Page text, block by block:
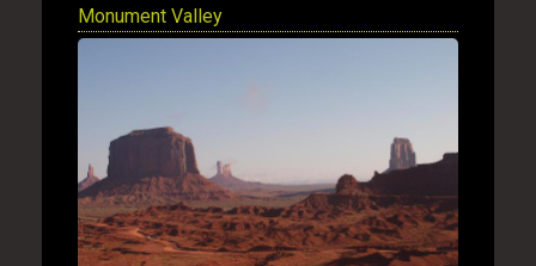
Monument Valley